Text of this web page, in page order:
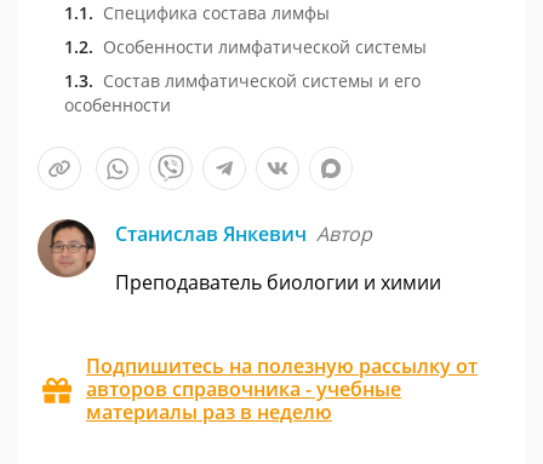
Специфика состава лимфы
Особенности лимфатической системы
Состав лимфатической системы и его
особенности
Станислав Янкевич Автор
Преподаватель биологии и химии
Подпишитесь на полезную рассылку от
авторов справочника - учебные
материалы раз в неделю